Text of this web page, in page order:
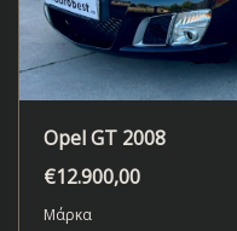
Opel GT 2008
€12.900,00
Μάρκα